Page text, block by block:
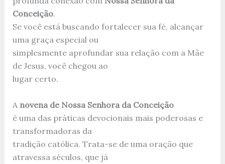
Conceição.
Se você está buscando fortalecer sua fé, alcançar
uma graça especial ou
simplesmente aprofundar sua relação com a Mãe
de Jesus, você chegou ao
lugar certo.
A novena de Nossa Senhora da Conceição
é uma das práticas devocionais mais poderosas e
transformadoras da
tradição católica. Trata-se de uma oração que
atravessa séculos, que já